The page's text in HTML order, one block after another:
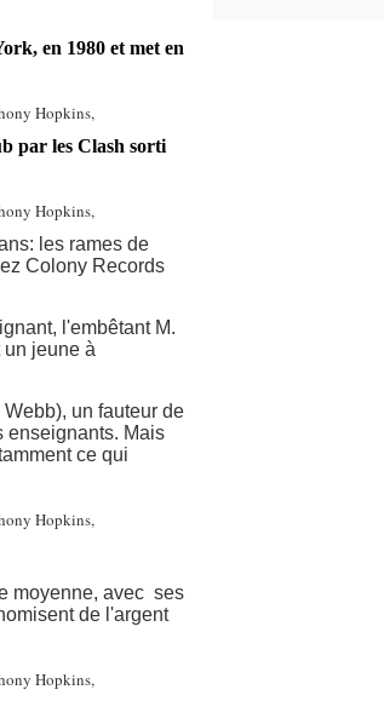
en 1980 et met en
par les Clash sorti
les rames de
Colony Records
l'embêtant M.
jeune à
un fauteur de
enseignants. Mais
ce qui
moyenne, avec ses
de l'argent